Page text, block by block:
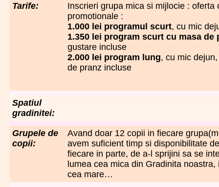
Tarife:
Inscrieri grupa mica si mijlocie : oferta
promotionale :
1.000 lei programul scurt, cu mic
1.350 lei program scurt cu masa de
gustare incluse
2.000 lei program lung, cu mic
de pranz incluse
Spatiul
gradinitei:
Grupele de
copii:
Avand doar 12 copii in fiecare
avem suficient timp si disponibilitate
fiecare in parte, de a-l sprijini sa se
lumea cea mica din Gradinita
cea mare…